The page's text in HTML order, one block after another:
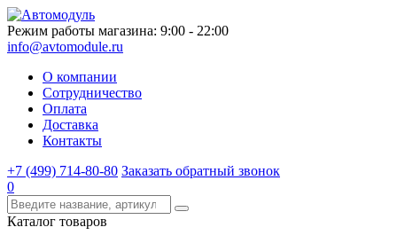
Режим работы магазина: 9:00 - 22:00
info@avtomodule.ru
О компании
Сотрудничество
Оплата
Доставка
Контакты
+7 (499) 714-80-80 Заказать обратный звонок
0
Каталог товаров